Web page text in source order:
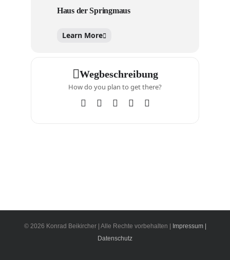
Haus der Springmaus
Learn More
Wegbeschreibung
How do you plan to get there?
© 2026 Konrad Beikircher | Alle Rechte vorbehalten |
Impressum |
Datenschutz